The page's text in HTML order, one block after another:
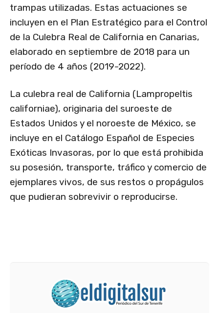
trampas utilizadas. Estas actuaciones se
incluyen en el Plan Estratégico para el Control
de la Culebra Real de California en Canarias,
elaborado en septiembre de 2018 para un
período de 4 años (2019-2022).
La culebra real de California (Lampropeltis
californiae), originaria del suroeste de
Estados Unidos y el noroeste de México, se
incluye en el Catálogo Español de Especies
Exóticas Invasoras, por lo que está prohibida
su posesión, transporte, tráfico y comercio de
ejemplares vivos, de sus restos o propágulos
que pudieran sobrevivir o reproducirse.